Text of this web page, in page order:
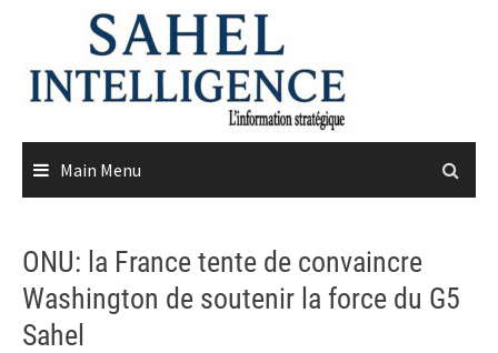
content
Main Menu
ONU: la France tente de convaincre
Washington de soutenir la force du G5
Sahel